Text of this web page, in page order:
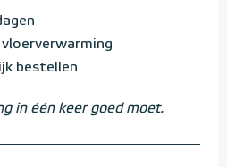
bestellen
in één keer goed moet.